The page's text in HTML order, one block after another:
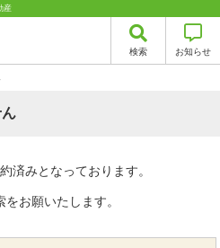
産
検索 お知らせ
済みとなっております。
お願いたします。